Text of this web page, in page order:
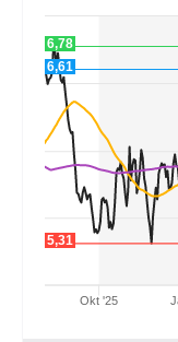
BO-
Experten
Mein B:O
Mein Konto
Okt '25
6,61
5,31
6,78